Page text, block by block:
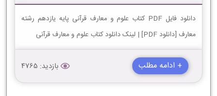
دانلود فایل PDF کتاب علوم و معارف قرآنی پایه یازدهم رشته
معارف [دانلود PDF] | لینک دانلود کتاب علوم و معارف قرآنی
+ ادامه مطلب بازدید: 4765